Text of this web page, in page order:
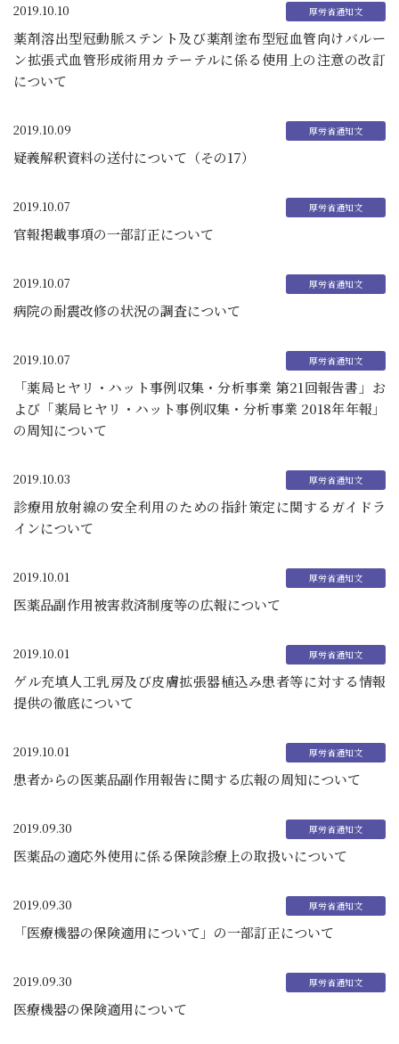
2019.10.10
薬剤溶出型冠動脈ステント及び薬剤塗布型冠血管向けバルー
ン拡張式血管形成術用カテーテルに係る使用上の注意の改訂
について
2019.10.09
疑義解釈資料の送付について（その17）
2019.10.07
官報掲載事項の一部訂正について
2019.10.07
病院の耐震改修の状況の調査について
2019.10.07
「薬局ヒヤリ・ハット事例収集・分析事業 第21回報告書」お
よび「薬局ヒヤリ・ハット事例収集・分析事業 2018年年報」
の周知について
2019.10.03
診療用放射線の安全利用のための指針策定に関するガイドラ
インについて
2019.10.01
医薬品副作用被害救済制度等の広報について
2019.10.01
ゲル充填人工乳房及び皮膚拡張器植込み患者等に対する情報
提供の徹底について
2019.10.01
患者からの医薬品副作用報告に関する広報の周知について
2019.09.30
医薬品の適応外使用に係る保険診療上の取扱いについて
2019.09.30
「医療機器の保険適用について」の一部訂正について
2019.09.30
医療機器の保険適用について